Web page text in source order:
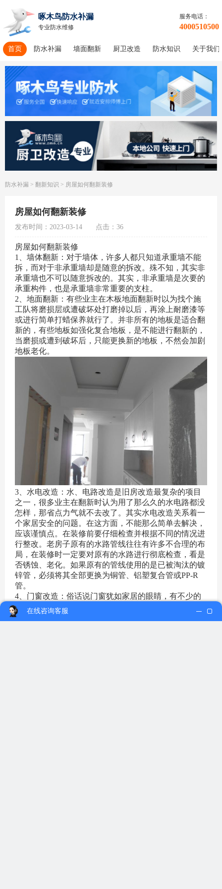
啄木鸟防水补漏
专业防水维修
服务电话：
4000510500
首页 防水补漏 墙面翻新 厨卫改造 防水知识 关于我们
防水补漏 > 翻新知识 > 房屋如何翻新装修
房屋如何翻新装修
发布时间：2023-03-14 点击：36
房屋如何翻新装修
1、墙体翻新：对于墙体，许多人都只知道承重墙不能
拆，而对于非承重墙却是随意的拆改。殊不知，其实非
承重墙也不可以随意拆改的。其实，非承重墙是次要的
承重构件，也是承重墙非常重要的支柱。
2、地面翻新：有些业主在木板地面翻新时以为找个施
工队将磨损层或遭破坏处打磨掉以后，再涂上耐磨漆等
或进行简单打蜡保养就行了。并非所有的地板是适合翻
新的，有些地板如强化复合地板，是不能进行翻新的，
当磨损或遭到破坏后，只能更换新的地板，不然会加剧
地板老化。
3、水电改造：水、电路改造是旧房改造最复杂的项目
之一，很多业主在翻新时认为用了那么久的水电路都没
怎样，那省点力气就不去改了。其实水电改造关系着一
个家居安全的问题。在这方面，不能那么简单去解决，
应该谨慎点。在装修前要仔细检查并根据不同的情况进
行整改。老房子原有的水路管线往往有许多不合理的布
局，在装修时一定要对原有的水路进行彻底检查，看是
否锈蚀、老化。如果原有的管线使用的是已被淘汰的镀
锌管，必须将其全部更换为铜管、铝塑复合管或PP-R
管。
4、门窗改造：俗话说门窗犹如家居的眼睛，有不少的
业主为了省钱会去更换天花。但是到最后，其实并没有
省下多少钱。毕竟门窗的隐患不是那么轻易地用肉眼便
在线咨询客服